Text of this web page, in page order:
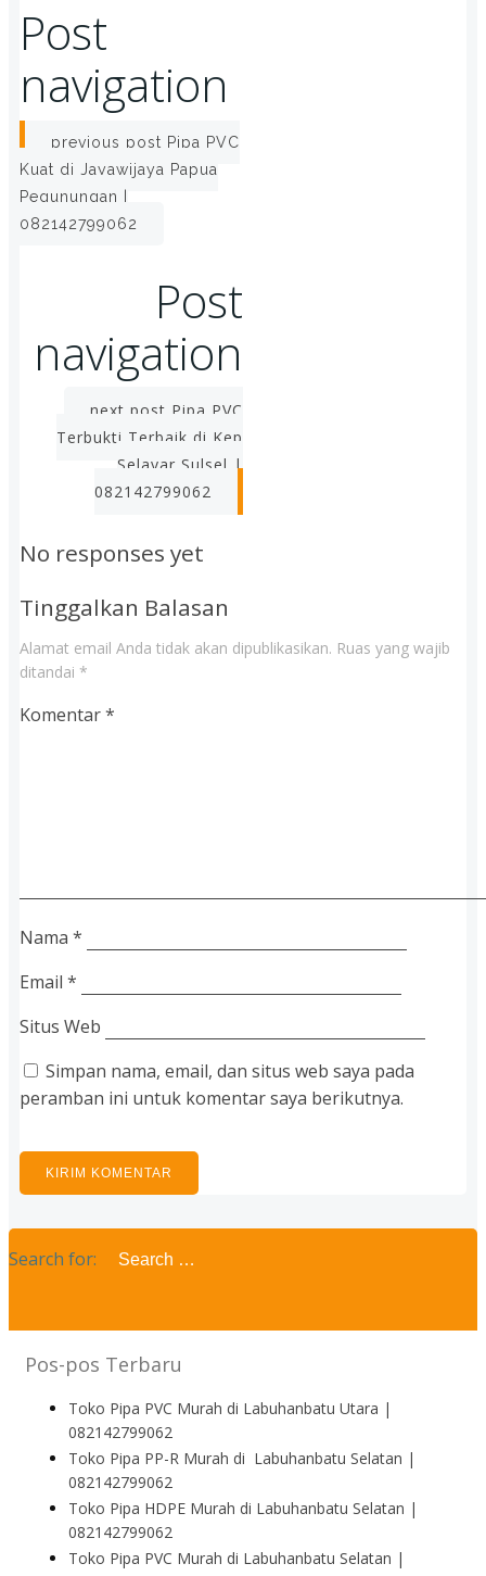
Post
navigation
previous post Pipa PVC
Kuat di Jayawijaya Papua
Pegunungan |
082142799062
Post
navigation
next post Pipa PVC
Terbukti Terbaik di Kep
Selayar Sulsel |
082142799062
No responses yet
Tinggalkan Balasan
Alamat email Anda tidak akan dipublikasikan. Ruas yang wajib
ditandai *
Komentar*
Nama *
Email *
Situs Web
Simpan nama, email, dan situs web saya pada
peramban ini untuk komentar saya berikutnya.
Search for:
Pos-pos Terbaru
Toko Pipa PVC Murah di Labuhanbatu Utara |
082142799062
Toko Pipa PP-R Murah di Labuhanbatu Selatan |
082142799062
Toko Pipa HDPE Murah di Labuhanbatu Selatan |
082142799062
Toko Pipa PVC Murah di Labuhanbatu Selatan |